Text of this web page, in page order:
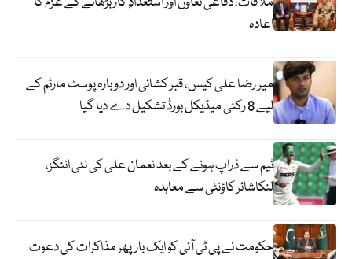
اعادہ
میر رضا علی کیس، قبر کشائی اور دوبارہ پوسٹ مارٹم کے
لیے 8 رکنی میڈیکل بورڈ تشکیل دے دیا گیا
ٹیم سے ڈراپ ہونے کے بعد نعمان علی کی نئی اننگز،
لنکاشائر کاؤنٹی سے معاہدہ
حکومت نے پی ٹی آئی کو ایک بارپھر مذاکرات کی دعوت